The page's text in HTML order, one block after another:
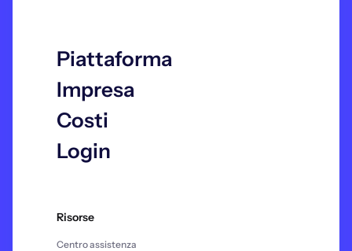
Piattaforma
Impresa
Costi
Login
Risorse
Centro assistenza